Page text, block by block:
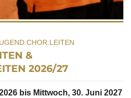
&
2026/27
bis Mittwoch, 30. Juni 2027